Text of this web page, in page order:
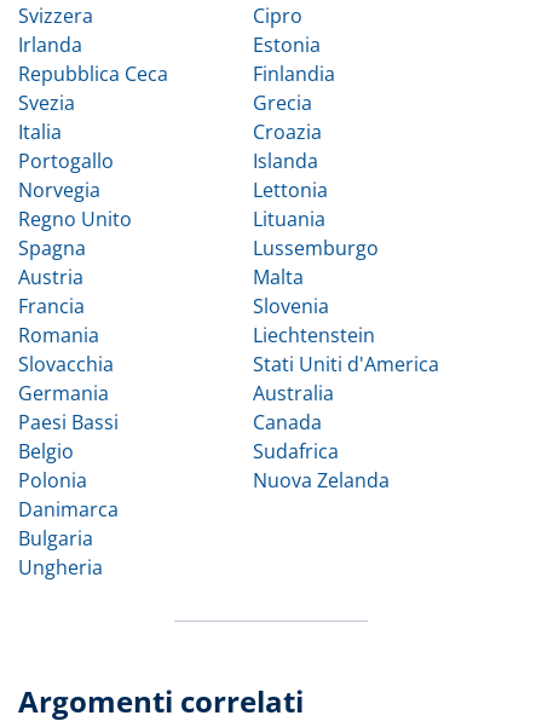
Svizzera
Irlanda
Repubblica Ceca
Svezia
Italia
Portogallo
Norvegia
Regno Unito
Spagna
Austria
Francia
Romania
Slovacchia
Germania
Paesi Bassi
Belgio
Polonia
Danimarca
Bulgaria
Ungheria
Cipro
Estonia
Finlandia
Grecia
Croazia
Islanda
Lettonia
Lituania
Lussemburgo
Malta
Slovenia
Liechtenstein
Stati Uniti d'America
Australia
Canada
Sudafrica
Nuova Zelanda
Argomenti correlati